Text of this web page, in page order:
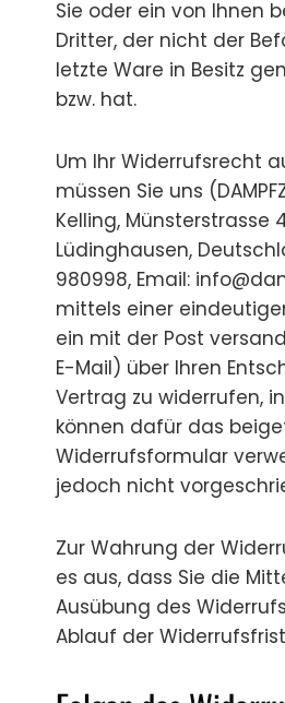
Sie oder ein von Ihnen
Dritter, der nicht der
letzte Ware in Besitz
bzw. hat.
Um Ihr Widerrufsrecht
müssen Sie uns
Kelling, Münsterstrasse
Lüdinghausen,
980998, Email:
mittels einer
ein mit der Post
E-Mail) über Ihren
Vertrag zu widerrufen,
können dafür das
Widerrufsformular
jedoch nicht
Zur Wahrung der
es aus, dass Sie die
Ausübung des
Ablauf der